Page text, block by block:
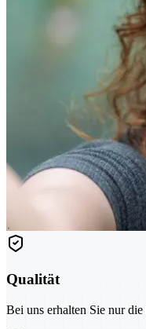
Qualität
Bei uns erhalten Sie nur